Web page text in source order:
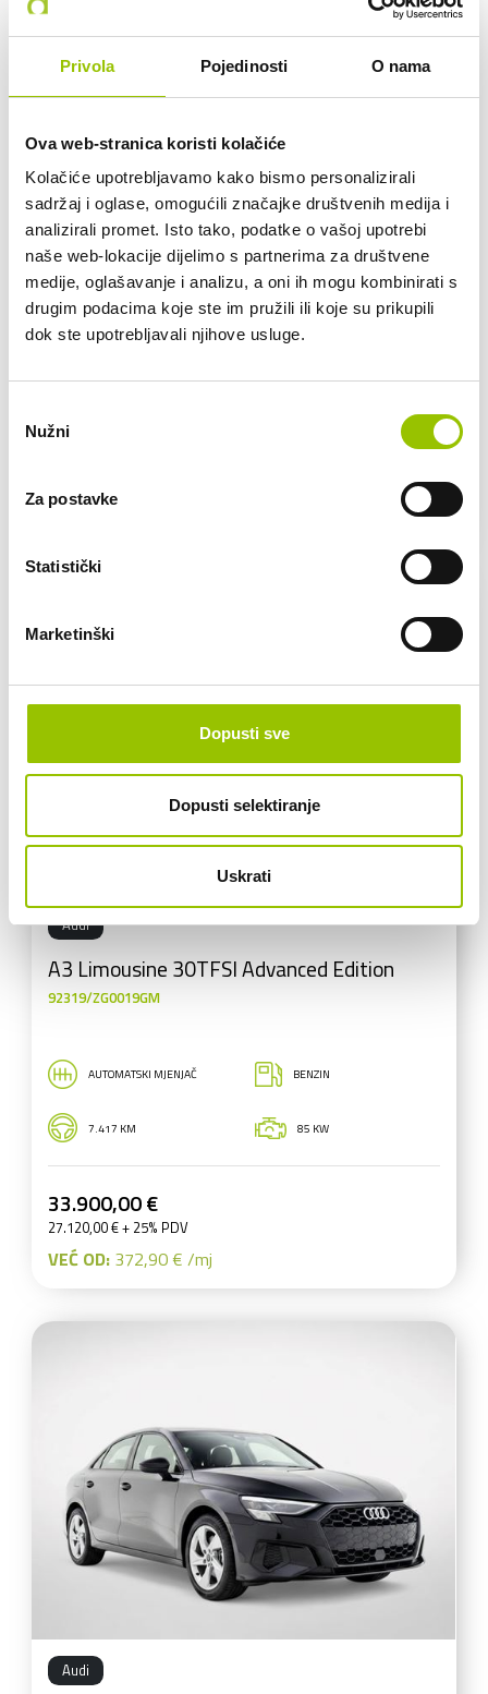
Privola Pojedinosti O nama
Ova web-stranica koristi kolačiće
Kolačiće upotrebljavamo kako bismo personalizirali
sadržaj i oglase, omogućili značajke društvenih medija i
analizirali promet. Isto tako, podatke o vašoj upotrebi
naše web-lokacije dijelimo s partnerima za društvene
medije, oglašavanje i analizu, a oni ih mogu kombinirati s
drugim podacima koje ste im pružili ili koje su prikupili
dok ste upotrebljavali njihove usluge.
pristanka
Nužni
Za postavke
Statistički
Marketinški
Dopusti sve
Dopusti selektiranje
Uskrati
Audi
AUDI Q3 35 TFSI AT Edition
49635/ZG9068KK
AUTOMATSKI MJENJAČ BENZIN
21.796 KM 110 KW
VEĆ OD:
Audi
A3 Limousine 30TFSI Advanced Edition
92319/ZG0019GM
AUTOMATSKI MJENJAČ BENZIN
7.417 KM 85 KW
33.900,00 €
27.120,00 € + 25% PDV
VEĆ OD: 372,90 € /mj
Audi